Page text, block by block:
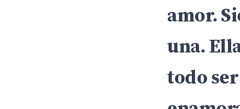
amor.
una.
todo